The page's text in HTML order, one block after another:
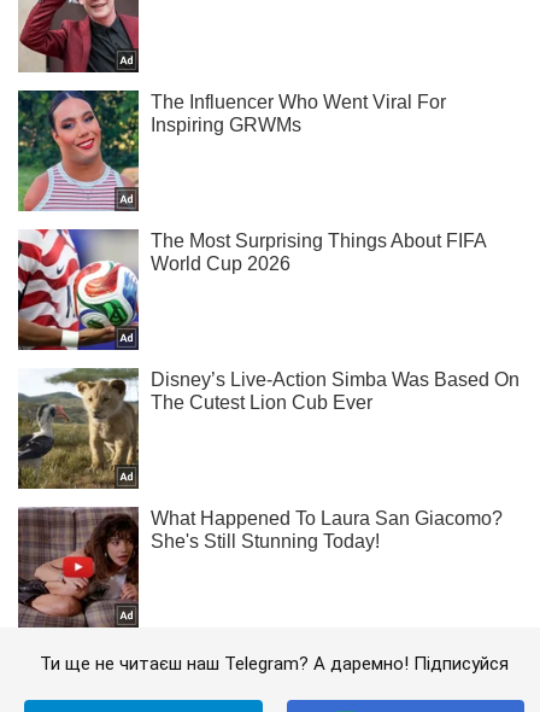
Ти ще не читаєш наш Telegram? А даремно! Підписуйся